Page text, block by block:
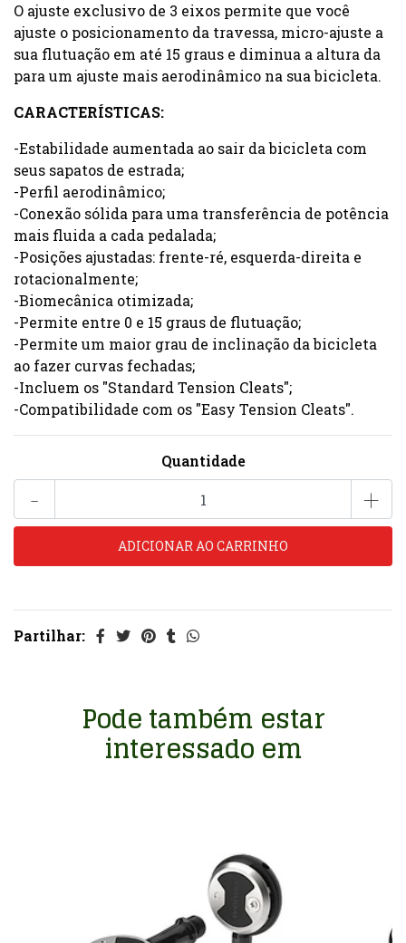
O ajuste exclusivo de 3 eixos permite que você
ajuste o posicionamento da travessa, micro-ajuste a
sua flutuação em até 15 graus e diminua a altura da
para um ajuste mais aerodinâmico na sua bicicleta.
CARACTERÍSTICAS:
-Estabilidade aumentada ao sair da bicicleta com
seus sapatos de estrada;
-Perfil aerodinâmico;
-Conexão sólida para uma transferência de potência
mais fluida a cada pedalada;
-Posições ajustadas: frente-ré, esquerda-direita e
rotacionalmente;
-Biomecânica otimizada;
-Permite entre 0 e 15 graus de flutuação;
-Permite um maior grau de inclinação da bicicleta
ao fazer curvas fechadas;
-Incluem os "Standard Tension Cleats";
-Compatibilidade com os "Easy Tension Cleats".
Quantidade
- +
Partilhar:
Pode também estar
interessado em